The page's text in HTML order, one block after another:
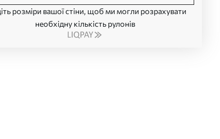
розміри вашої стіни, щоб ми могли розрахувати
необхідну кількість рулонів